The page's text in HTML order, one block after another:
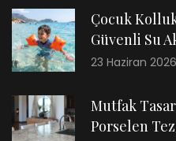
Çocuk
Güvenli Su
23 Haziran 2026
Mutfak
Porselen